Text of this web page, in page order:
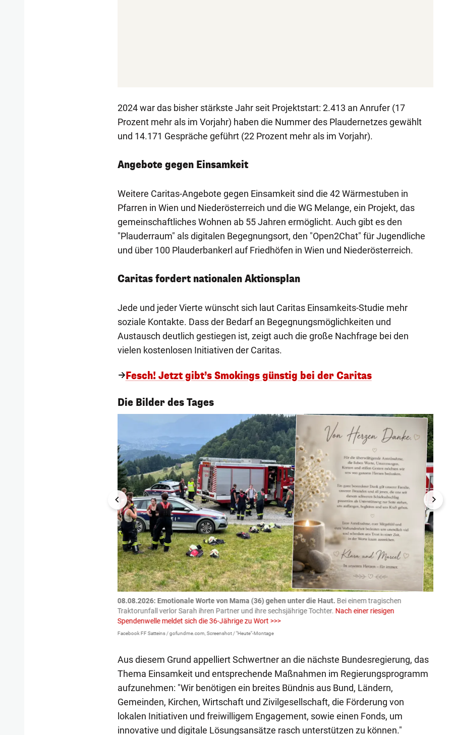
2024 war das bisher stärkste Jahr seit Projektstart: 2.413 an Anrufer (17
Prozent mehr als im Vorjahr) haben die Nummer des Plaudernetzes gewählt
und 14.171 Gespräche geführt (22 Prozent mehr als im Vorjahr).
Angebote gegen Einsamkeit
Weitere Caritas-Angebote gegen Einsamkeit sind die 42 Wärmestuben in
Pfarren in Wien und Niederösterreich und die WG Melange, ein Projekt, das
gemeinschaftliches Wohnen ab 55 Jahren ermöglicht. Auch gibt es den
"Plauderraum" als digitalen Begegnungsort, den "Open2Chat" für Jugendliche
und über 100 Plauderbankerl auf Friedhöfen in Wien und Niederösterreich.
Caritas fordert nationalen Aktionsplan
Jede und jeder Vierte wünscht sich laut Caritas Einsamkeits-Studie mehr
soziale Kontakte. Dass der Bedarf an Begegnungsmöglichkeiten und
Austausch deutlich gestiegen ist, zeigt auch die große Nachfrage bei den
vielen kostenlosen Initiativen der Caritas.
Fesch! Jetzt gibt’s Smokings günstig bei der Caritas
Die Bilder des Tages
1/56
08.08.2026: Emotionale Worte von Mama (36) gehen unter die Haut. Bei einem tragischen
Traktorunfall verlor Sarah ihren Partner und ihre sechsjährige Tochter. Nach einer riesigen
Spendenwelle meldet sich die 36-Jährige zu Wort >>>
Facebook FF Satteins / gofundme.com, Screenshot / "Heute"-Montage
Aus diesem Grund appelliert Schwertner an die nächste Bundesregierung, das
Thema Einsamkeit und entsprechende Maßnahmen im Regierungsprogramm
aufzunehmen: "Wir benötigen ein breites Bündnis aus Bund, Ländern,
Gemeinden, Kirchen, Wirtschaft und Zivilgesellschaft, die Förderung von
lokalen Initiativen und freiwilligem Engagement, sowie einen Fonds, um
innovative und digitale Lösungsansätze rasch unterstützen zu können."